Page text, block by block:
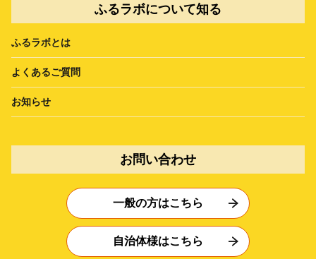
ふるラボについて知る
ふるラボとは
よくあるご質問
お知らせ
お問い合わせ
一般の方はこちら
自治体様はこちら